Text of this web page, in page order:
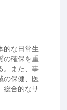
的な日常生
の確保を重
。また、事
の保健、医
総合的なサ